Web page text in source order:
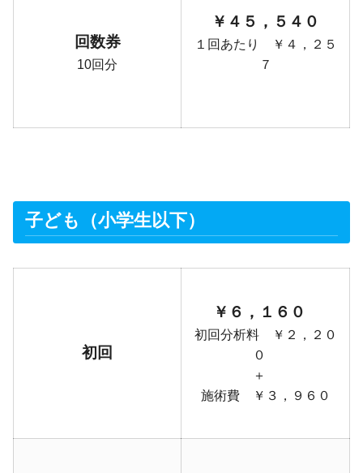
回数券
10回分
￥４５，５４０
１回あたり ￥４，２５
７
子ども（小学生以下）
初回
￥６，１６０
初回分析料 ￥２，２０
０
＋
施術費 ￥３，９６０